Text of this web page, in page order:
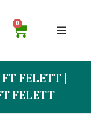
0
FELETT |
FELETT